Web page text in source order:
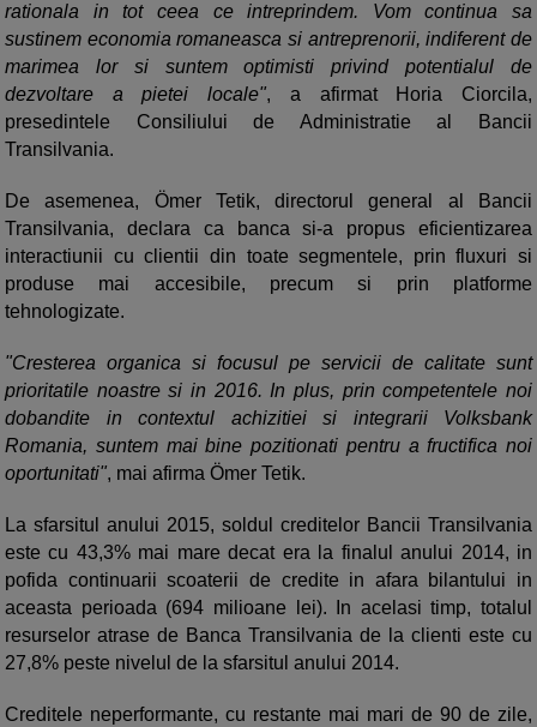
rationala in tot ceea ce intreprindem. Vom continua sa
sustinem economia romaneasca si antreprenorii, indiferent de
marimea lor si suntem optimisti privind potentialul de
dezvoltare a pietei locale", a afirmat Horia Ciorcila,
presedintele Consiliului de Administratie al Bancii
Transilvania.
De asemenea, Ömer Tetik, directorul general al Bancii
Transilvania, declara ca banca si-a propus eficientizarea
interactiunii cu clientii din toate segmentele, prin fluxuri si
produse mai accesibile, precum si prin platforme
tehnologizate.
"Cresterea organica si focusul pe servicii de calitate sunt
prioritatile noastre si in 2016. In plus, prin competentele noi
dobandite in contextul achizitiei si integrarii Volksbank
Romania, suntem mai bine pozitionati pentru a fructifica noi
oportunitati", mai afirma Ömer Tetik.
La sfarsitul anului 2015, soldul creditelor Bancii Transilvania
este cu 43,3% mai mare decat era la finalul anului 2014, in
pofida continuarii scoaterii de credite in afara bilantului in
aceasta perioada (694 milioane lei). In acelasi timp, totalul
resurselor atrase de Banca Transilvania de la clienti este cu
27,8% peste nivelul de la sfarsitul anului 2014.
Creditele neperformante, cu restante mai mari de 90 de zile,